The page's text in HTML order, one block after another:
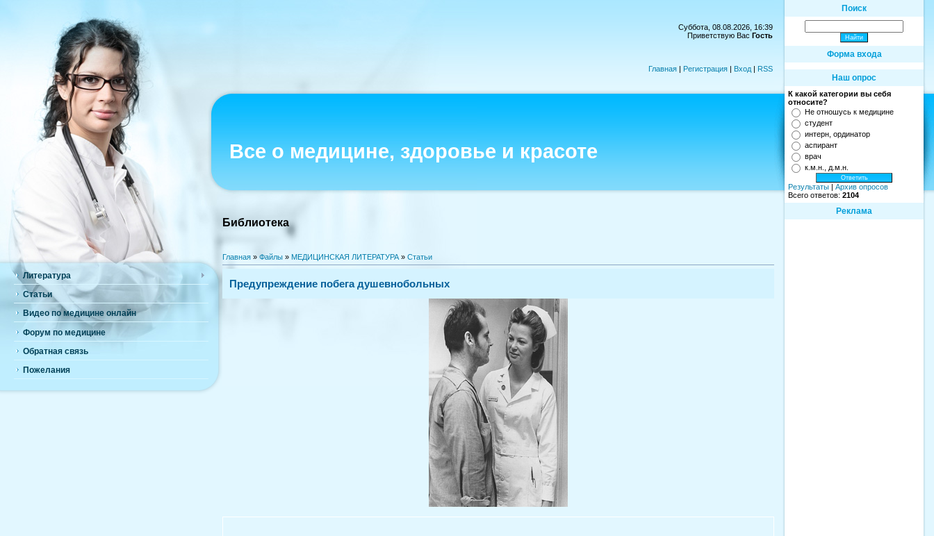
Литература
Статьи
Видео по медицине онлайн
Форум по медицине
Обратная связь
Пожелания
Суббота, 08.08.2026, 16:39
Приветствую Вас Гость
Главная | Регистрация | Вход | RSS
Все о медицине, здоровье и красоте
Библиотека
Главная » Файлы » МЕДИЦИНСКАЯ ЛИТЕРАТУРА » Статьи
Предупреждение побега душевнобольных
Поиск
Форма входа
Наш опрос
К какой категории вы себя
относите?
Не отношусь к медицине
студент
интерн, ординатор
аспирант
врач
к.м.н., д.м.н.
Результаты | Архив опросов
Всего ответов: 2104
Реклама